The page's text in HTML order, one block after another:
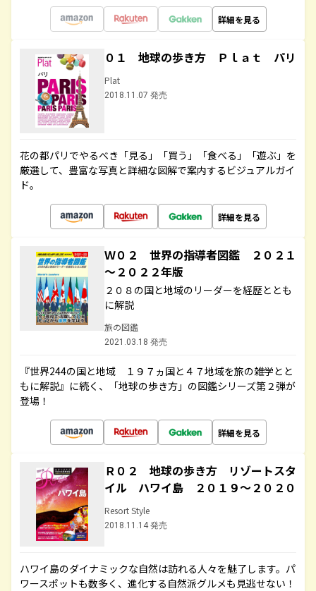
詳細を見る
０１ 地球の歩き方 Ｐｌａｔ パリ
Plat
2018.11.07 発売
花の都パリでやるべき「見る」「買う」「食べる」「遊ぶ」を
厳選して、豊富な写真と詳細な図解で案内するビジュアルガイ
ド。
詳細を見る
Ｗ０２ 世界の指導者図鑑 ２０２１
～２０２２年版
２０８の国と地域のリーダーを経歴ととも
に解説
旅の図鑑
2021.03.18 発売
『世界244の国と地域 １９７ヵ国と４７地域を旅の雑学とと
もに解説』に続く、「地球の歩き方」の図鑑シリーズ第２弾が
登場！
詳細を見る
Ｒ０２ 地球の歩き方 リゾートスタ
イル ハワイ島 ２０１９～２０２０
Resort Style
2018.11.14 発売
ハワイ島のダイナミックな自然は訪れる人々を魅了します。パ
ワースポットも数多く、進化する自然派グルメも見逃せない！